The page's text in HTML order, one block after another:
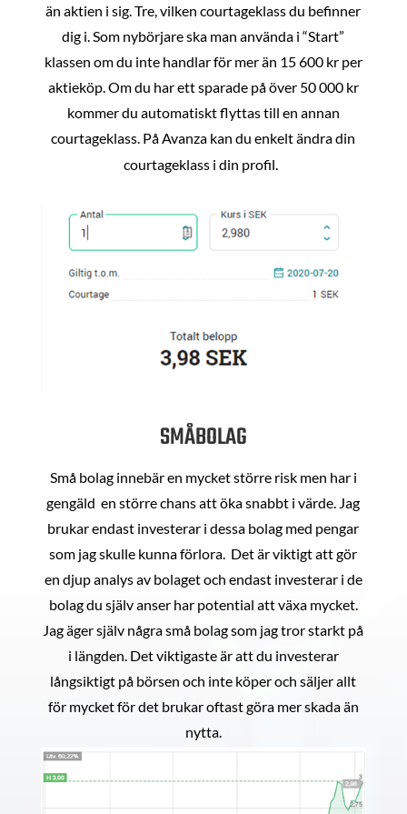
än aktien i sig. Tre, vilken courtageklass du befinner
dig i. Som nybörjare ska man använda i “Start”
klassen om du inte handlar för mer än 15 600 kr per
aktieköp. Om du har ett sparade på över 50 000 kr
kommer du automatiskt flyttas till en annan
courtageklass. På Avanza kan du enkelt ändra din
courtageklass i din profil.
SMÅBOLAG
Små bolag innebär en mycket större risk men har i
gengäld en större chans att öka snabbt i värde. Jag
brukar endast investerar i dessa bolag med pengar
som jag skulle kunna förlora. Det är viktigt att gör
en djup analys av bolaget och endast investerar i de
bolag du själv anser har potential att växa mycket.
Jag äger själv några små bolag som jag tror starkt på
i längden. Det viktigaste är att du investerar
långsiktigt på börsen och inte köper och säljer allt
för mycket för det brukar oftast göra mer skada än
nytta.